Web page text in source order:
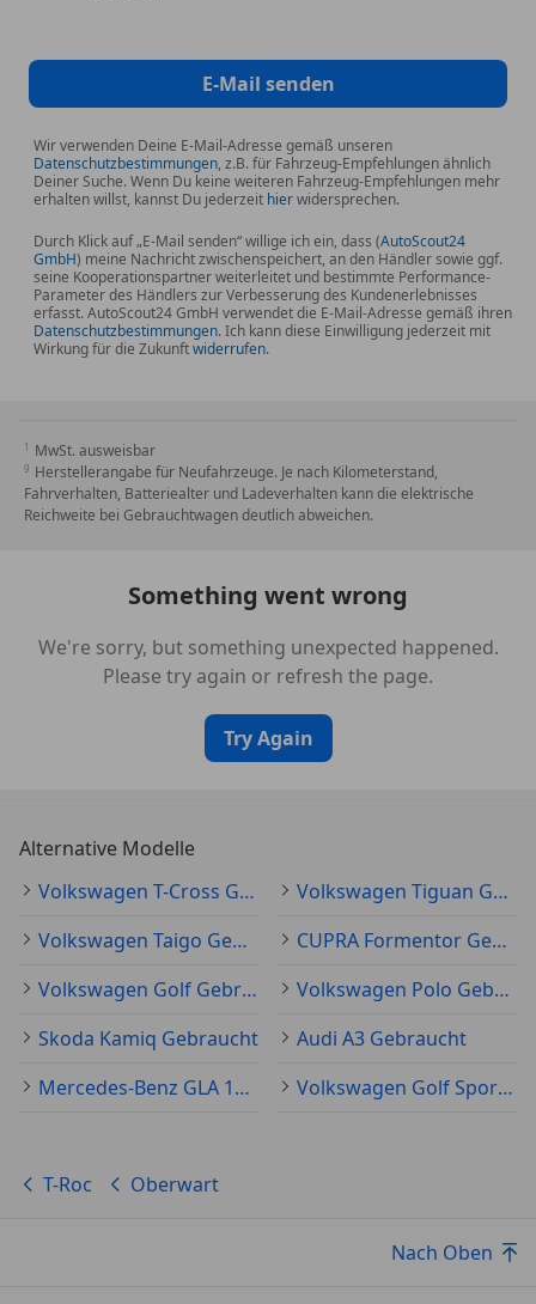
E-Mail senden
Wir verwenden Deine E-Mail-Adresse gemäß unseren
Datenschutzbestimmungen, z.B. für Fahrzeug-Empfehlungen ähnlich
Deiner Suche. Wenn Du keine weiteren Fahrzeug-Empfehlungen mehr
erhalten willst, kannst Du jederzeit hierwidersprechen.
Durch Klick auf „E-Mail senden“ willige ich ein, dass (AutoScout24
GmbH) meine Nachricht zwischenspeichert, an den Händler sowie ggf.
seine Kooperationspartner weiterleitet und bestimmte Performance-
Parameter des Händlers zur Verbesserung des Kundenerlebnisses
erfasst. AutoScout24 GmbH verwendet die E-Mail-Adresse gemäß ihren
Datenschutzbestimmungen. Ich kann diese Einwilligung jederzeit mit
Wirkung für die Zukunftwiderrufen.
MwSt. ausweisbar
Herstellerangabe für Neufahrzeuge. Je nach Kilometerstand,
Fahrverhalten, Batteriealter und Ladeverhalten kann die elektrische
Reichweite bei Gebrauchtwagen deutlich abweichen.
Something went wrong
We're sorry, but something unexpected happened.
Please try again or refresh the page.
Try Again
Alternative Modelle
Volkswagen T-Cross Gebraucht
Volkswagen Tiguan Gebraucht
Volkswagen Taigo Gebraucht
CUPRA Formentor Gebraucht
Volkswagen Golf Gebraucht
Volkswagen Polo Gebraucht
Skoda Kamiq Gebraucht
Audi A3 Gebraucht
Mercedes-Benz GLA 180 Gebraucht
Volkswagen Golf Sportsvan Gebraucht
T-Roc Oberwart
Nach Oben